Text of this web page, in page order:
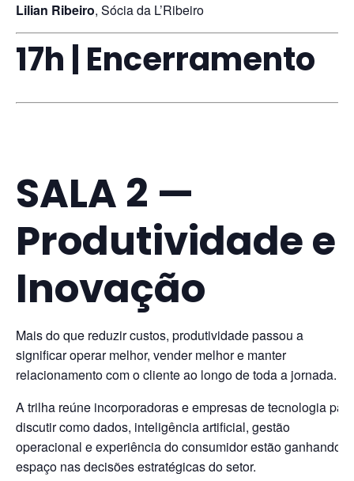
Lilian Ribeiro, Sócia da L’Ribeiro
17h | Encerramento
SALA 2 —
Produtividade e
Inovação
Mais do que reduzir custos, produtividade passou a
significar operar melhor, vender melhor e manter
relacionamento com o cliente ao longo de toda a jornada.
A trilha reúne incorporadoras e empresas de tecnologia para
discutir como dados, inteligência artificial, gestão
operacional e experiência do consumidor estão ganhando
espaço nas decisões estratégicas do setor.